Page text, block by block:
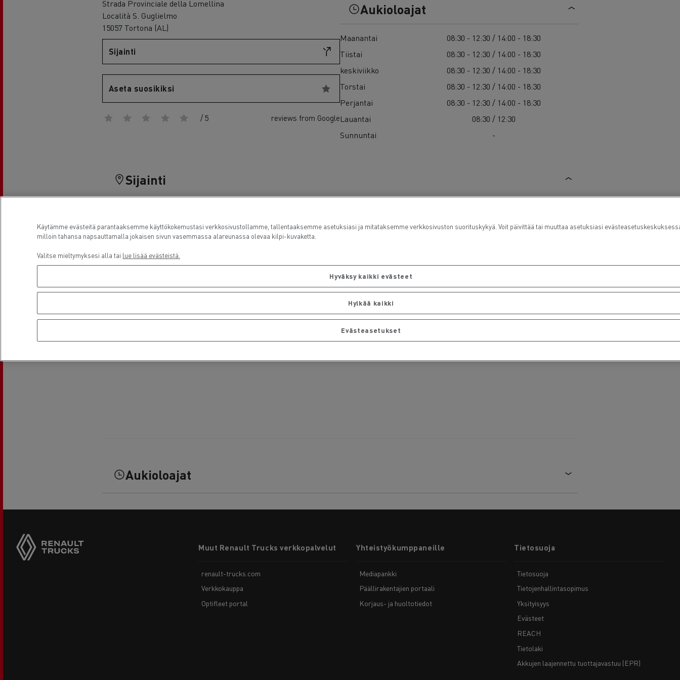
Sähkökuorma-auton rahoitus
Delanchy Group
Feldschlösschen - Carlsberg
Strada Provinciale della Lomellina
Località S. Guglielmo
15057 Tortona (AL)
Sijainti
Aseta suosikiksi
/ 5 reviews from Google
Aukioloajat
Maanantai
08:30 - 12:30 / 14:00 - 18:30
Tiistai
08:30 - 12:30 / 14:00 - 18:30
keskiviikko
08:30 - 12:30 / 14:00 - 18:30
Torstai
08:30 - 12:30 / 14:00 - 18:30
Perjantai
08:30 - 12:30 / 14:00 - 18:30
Lauantai
08:30 / 12:30
Sunnuntai
-
Sijainti
Aukioloajat
menuMuut Renault Trucks verkkopalvelut
renault-trucks.com
Verkkokauppa
Optifleet portal
Yhteistyökumppaneille
Mediapankki
Päällirakentajien portaali
Korjaus- ja huoltotiedot
Tietosuoja
Tietosuoja
Tietojenhallintasopimus
Yksityisyys
Evästeet
REACH
Tietolaki
Akkujen laajennettu tuottajavastuu (EPR)
Käytämme evästeitä parantaaksemme käyttökokemustasi verkkosivustollamme, tallentaaksemme asetuksiasi ja mitataksemme verkkosivuston suorituskykyä. Voit päivittää tai muuttaa asetuksiasi
milloin tahansa napsauttamalla jokaisen sivun vasemmassa alareunassa olevaa kilpi-kuvaketta.
Valitse mieltymyksesi alla tai lue lisää evästeistä.
Hyväksy kaikki evästeet
Hylkää kaikki
Evästeasetukset